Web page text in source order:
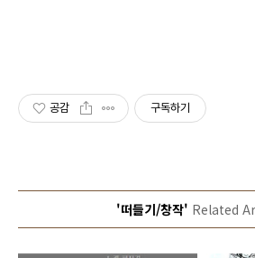
공감 구독하기
'떠들기/창작' Related